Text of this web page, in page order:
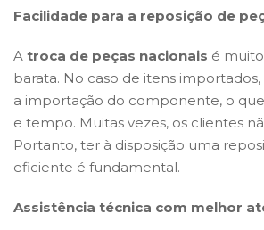
Facilidade para a reposição de
A troca de peças nacionais é
barata. No caso de itens
a importação do componente, o
e tempo. Muitas vezes, os clientes
Portanto, ter à disposição uma
eficiente é fundamental.
Assistência técnica com melhor